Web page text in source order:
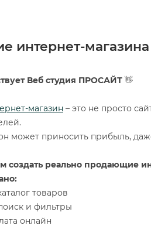
интернет-магазина
Веб студия ПРОСАЙТ 👋
магазин – это не просто
может приносить прибыль,
создать реально продающие
товаров
и фильтры
онлайн